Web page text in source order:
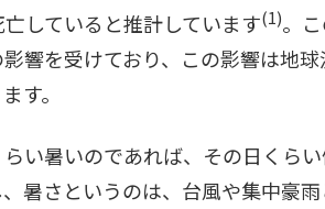
していると推計しています(1)。
響を受けており、この影響は地
す。
い暑いのであれば、その日くら
暑さというのは、台風や集中豪